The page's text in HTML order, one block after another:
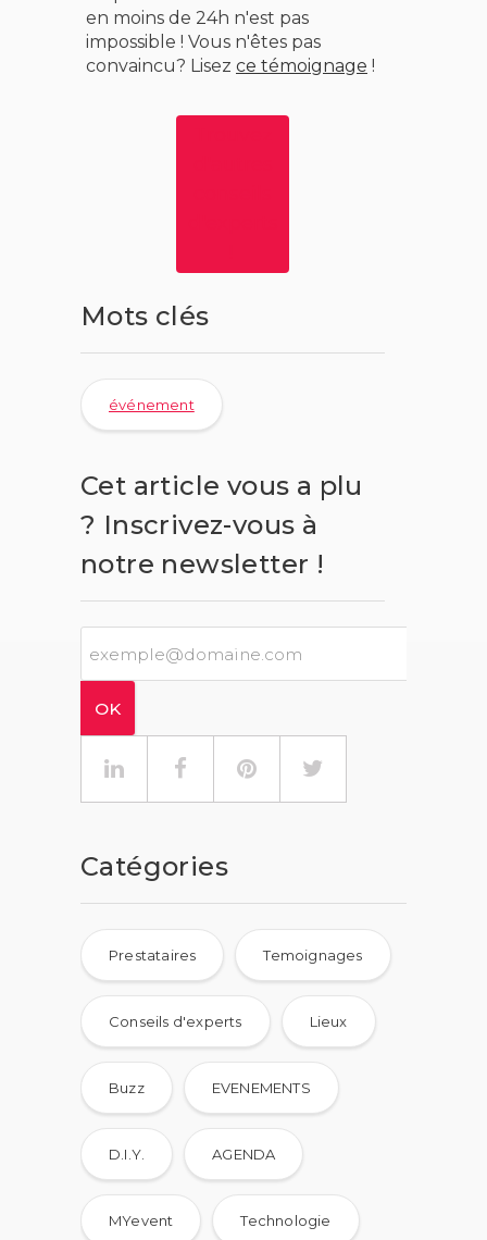
en moins de 24h n'est pas
impossible ! Vous n'êtes pas
convaincu? Lisez ce témoignage !
Mots clés
événement
Cet article vous a plu
? Inscrivez-vous à
notre newsletter !
Catégories
Prestataires Temoignages
Conseils d'experts Lieux
Buzz EVENEMENTS
D.I.Y. AGENDA
MYevent Technologie